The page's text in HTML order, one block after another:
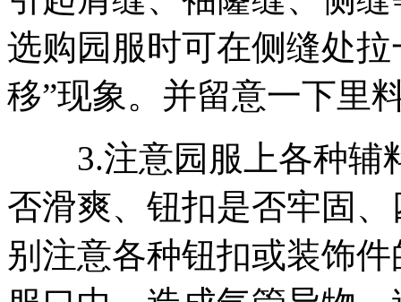
选购园服时可在侧缝处
移”现象。并留意一下里
3.注意园服上各种辅
否滑爽、钮扣是否牢固
别注意各种钮扣或装饰